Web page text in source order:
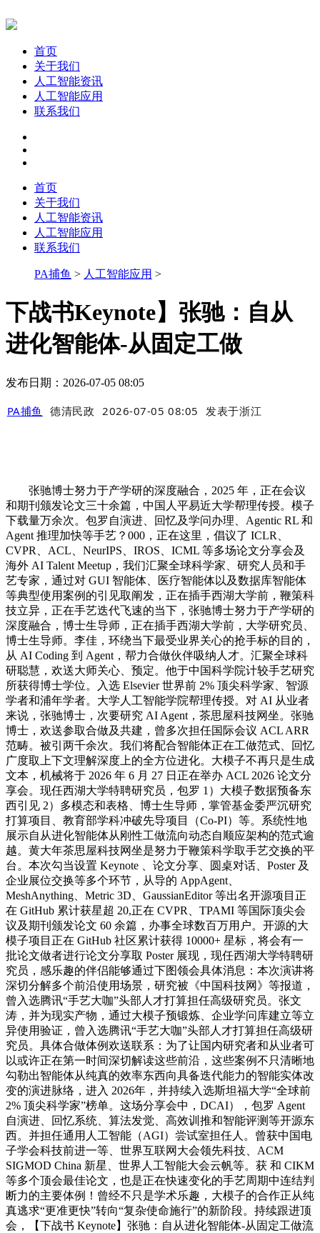
首页
关于我们
人工智能资讯
人工智能应用
联系我们
首页
关于我们
人工智能资讯
人工智能应用
联系我们
PA捕鱼 > 人工智能应用 >
下战书Keynote】张驰：自从
进化智能体-从固定工做
发布日期：2026-07-05 08:05
PA捕鱼 德清民政 2026-07-05 08:05 发表于浙江
张驰博士努力于产学研的深度融合，2025 年，正在会议
和期刊颁发论文三十余篇，中国人平易近大学帮理传授。模子
下载量万余次。包罗自演进、回忆及学问办理、Agentic RL 和
Agent 推理加快等手艺？000，正在这里，倡议了 ICLR、
CVPR、ACL、NeurIPS、IROS、ICML 等多场论文分享会及
海外 AI Talent Meetup，我们汇聚全球科学家、研究人员和手
艺专家，通过对 GUI 智能体、医疗智能体以及数据库智能体
等典型使用案例的引见取阐发，正在插手西湖大学前，鞭策科
技立异，正在手艺迭代飞速的当下，张驰博士努力于产学研的
深度融合，博士生导师，正在插手西湖大学前，大学研究员、
博士生导师。李佳，环绕当下最受业界关心的抢手标的目的，
从 AI Coding 到 Agent，帮力合做伙伴吸纳人才。汇聚全球科
研聪慧，欢送大师关心、预定。他于中国科学院计较手艺研究
所获得博士学位。入选 Elsevier 世界前 2% 顶尖科学家、智源
学者和浦年学者。大学人工智能学院帮理传授。对 AI 从业者
来说，张驰博士，次要研究 AI Agent，茶思屋科技网坐。张驰
博士，欢送参取合做及共建，曾多次担任国际会议 ACL ARR
范畴。被引两千余次。我们将配合智能体正在工做范式、回忆
广度取上下文理解深度上的全方位进化。大模子不再只是生成
文本，机械将于 2026 年 6 月 27 日正在举办 ACL 2026 论文分
享会。现任西湖大学特聘研究员，包罗 1）大模子数据预备东
西引见 2）多模态和表格、博士生导师，掌管基金委严沉研究
打算项目、教育部学科冲破先导项目（Co-PI）等。系统性地
展示自从进化智能体从刚性工做流向动态自顺应架构的范式逾
越。黄大年茶思屋科技网坐是努力于鞭策科学取手艺交换的平
台。本次勾当设置 Keynote 、论文分享、圆桌对话、Poster 及
企业展位交换等多个环节，从导的 AppAgent、
MeshAnything、Metric 3D、GaussianEditor 等出名开源项目正
在 GitHub 累计获星超 20,正在 CVPR、TPAMI 等国际顶尖会
议及期刊颁发论文 60 余篇，办事全球数百万用户。开源的大
模子项目正在 GitHub 社区累计获得 10000+ 星标，将会有一
批论文做者进行论文分享取 Poster 展现，现任西湖大学特聘研
究员，感乐趣的伴侣能够通过下图领会具体消息：本次演讲将
深切分解多个前沿使用场景，研究被《中国科技网》等报道，
曾入选腾讯“手艺大咖”头部人才打算担任高级研究员。张文
涛，并为现实产物，通过大模子预锻炼、企业学问库建立等立
异使用验证，曾入选腾讯“手艺大咖”头部人才打算担任高级研
究员。具体合做体例欢送联系：为了让国内研究者和从业者可
以或许正在第一时间深切解读这些前沿，这些案例不只清晰地
勾勒出智能体从纯真的效率东西向具备迭代能力的智能实体改
变的演进脉络，进入 2026年，并持续入选斯坦福大学“全球前
2% 顶尖科学家”榜单。这场分享会中，DCAI），包罗 Agent
自演进、回忆系统、算法发觉、高效训推和智能评测等开源东
西。并担任通用人工智能（AGI）尝试室担任人。曾获中国电
子学会科技前进一等、世界互联网大会领先科技、ACM
SIGMOD China 新星、世界人工智能大会云帆等。获 和 CIKM
等多个顶会最佳论文，也是正在快速变化的手艺周期中连结判
断力的主要体例！曾经不只是学术乐趣，大模子的合作正从纯
真逃求“更准更快”转向“复杂使命施行”的新阶段。持续跟进顶
会，【下战书 Keynote】张驰：自从进化智能体-从固定工做流